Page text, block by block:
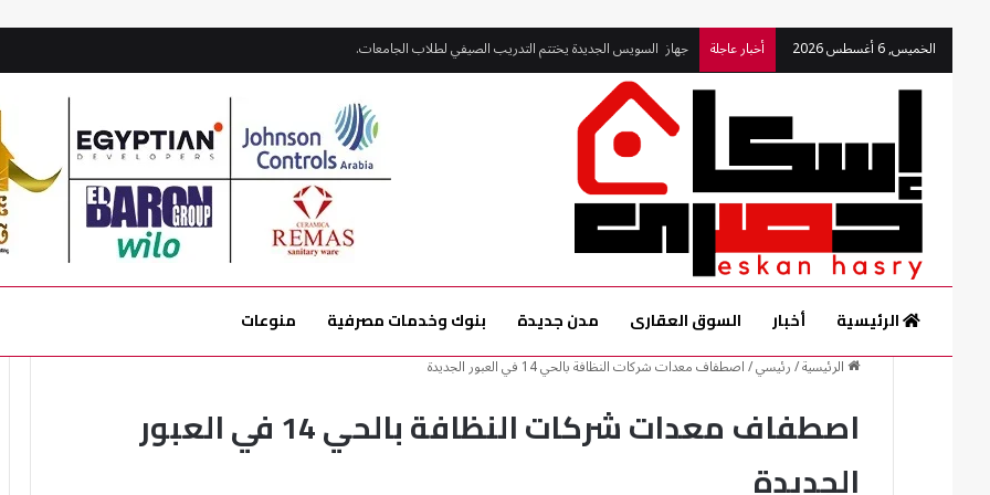
الخميس, 6 أغسطس 2026 أخبار عاجلة مندور ورئيس جهاز القرى السياحية يتفقدان المشروعات الجارية بمارينا
الرئيسية أخبار السوق العقارى مدن جديدة بنوك وخدمات مصرفية منوعات
الرئيسية/رئيسي/اصطفاف معدات شركات النظافة بالحي 14 في العبور الجديدة
اصطفاف معدات شركات النظافة بالحي 14 في العبور
الجديدة